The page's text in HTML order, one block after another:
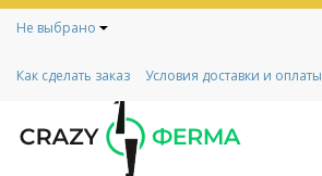
Не выбрано
Как сделать заказ Условия доставки и оплаты
Контакты
Социальный контракт
Любимая ферма